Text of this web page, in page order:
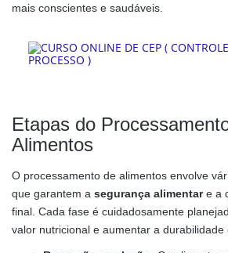
mais conscientes e saudáveis.
Etapas do
Alimentos
O processamento de alimentos envolve
que garantem a segurança alimentare a
final. Cada fase é cuidadosamente
valor nutricional e aumentar a durabilidade